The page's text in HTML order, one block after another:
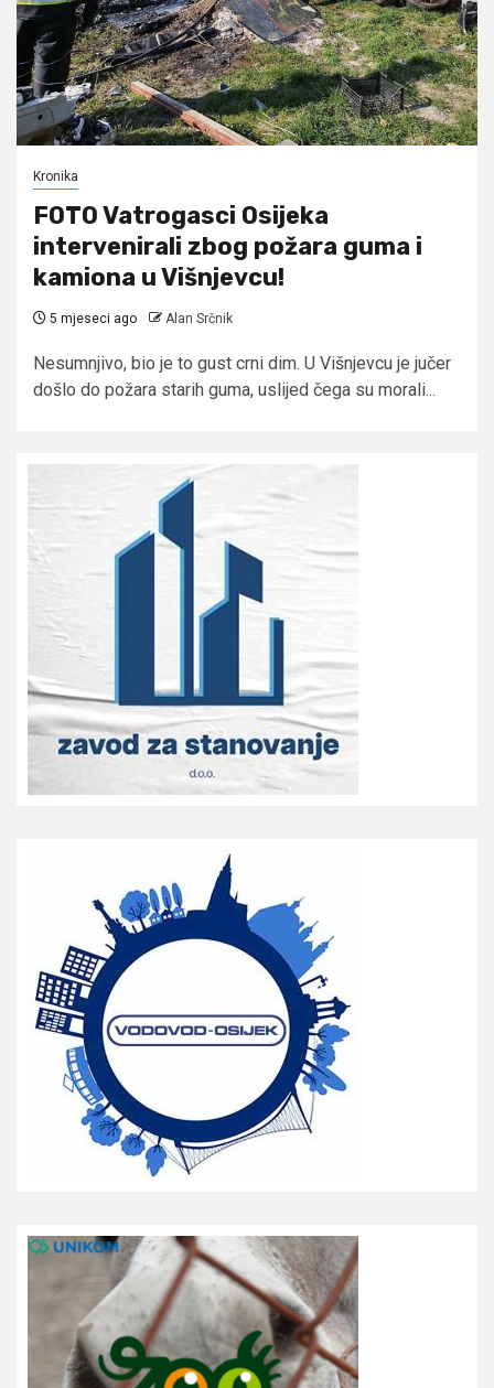
Kronika
FOTO Vatrogasci Osijeka
intervenirali zbog požara guma i
kamiona u Višnjevcu!
5 mjeseci ago Alan Srčnik
Nesumnjivo, bio je to gust crni dim. U Višnjevcu je jučer
došlo do požara starih guma, uslijed čega su morali...